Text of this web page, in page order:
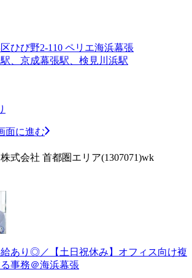
ひび野2-110 ペリエ海浜幕張
、京成幕張駅、検見川浜駅
面に進む
式会社 首都圏エリア(1307071)wk
あり◎／【土日祝休み】オフィス向け複
事務＠海浜幕張